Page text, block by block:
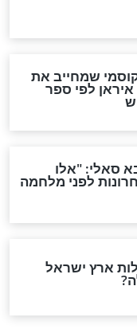
אפיקורסות
של
יהיה